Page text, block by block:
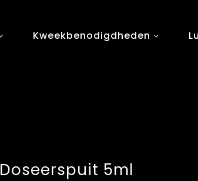
Kweekbenodigdheden
Doseerspuit 5ml